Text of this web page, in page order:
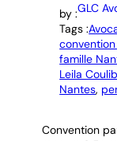
by :GLC
Tags :
famille
Leila
Nantes,
Convention